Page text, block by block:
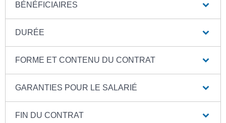
BÉNÉFICIAIRES
DURÉE
FORME ET CONTENU DU CONTRAT
GARANTIES POUR LE SALARIÉ
FIN DU CONTRAT